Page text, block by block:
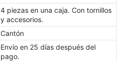
4 piezas en una caja. Con tornillos
y accesorios.
Cantón
Envío en 25 días después del
pago.